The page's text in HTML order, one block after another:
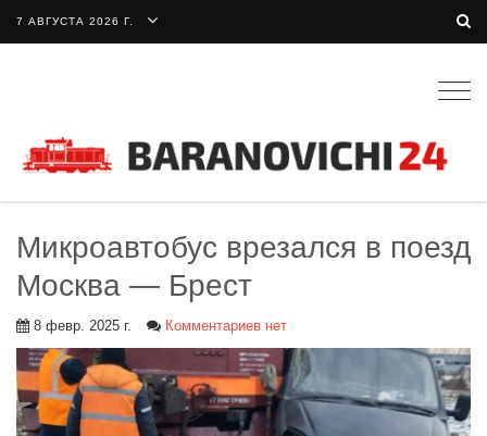
7 АВГУСТА 2026 Г.
Микроавтобус врезался в поезд
Москва — Брест
8 февр. 2025 г. Комментариев нет